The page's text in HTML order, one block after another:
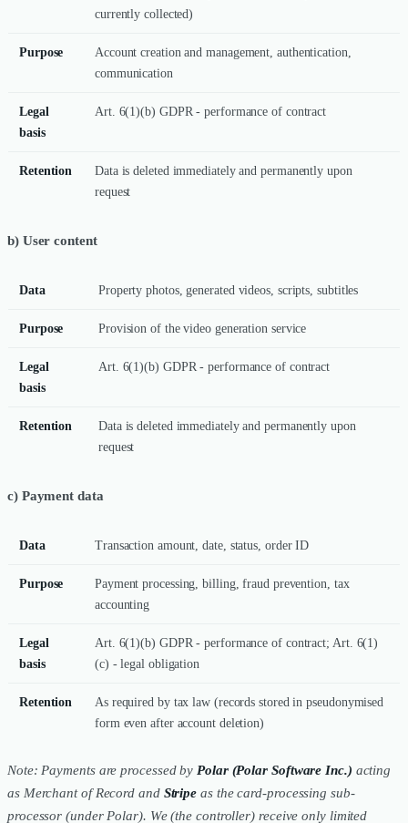
currently collected)
Purpose
Account creation and management, authentication,
communication
Legal
basis
Art. 6(1)(b) GDPR - performance of contract
Retention
Data is deleted immediately and permanently upon
request
b) User content
Data Property photos, generated videos, scripts, subtitles
Purpose Provision of the video generation service
Legal
basis
Art. 6(1)(b) GDPR - performance of contract
Retention
Data is deleted immediately and permanently upon
request
c) Payment data
Data Transaction amount, date, status, order ID
Purpose
Payment processing, billing, fraud prevention, tax
accounting
Legal
basis
Art. 6(1)(b) GDPR - performance of contract; Art. 6(1)
(c) - legal obligation
Retention
As required by tax law (records stored in pseudonymised
form even after account deletion)
Note: Payments are processed by Polar (Polar Software Inc.) acting
as Merchant of Record and Stripe as the card-processing sub-
processor (under Polar). We (the controller) receive only limited